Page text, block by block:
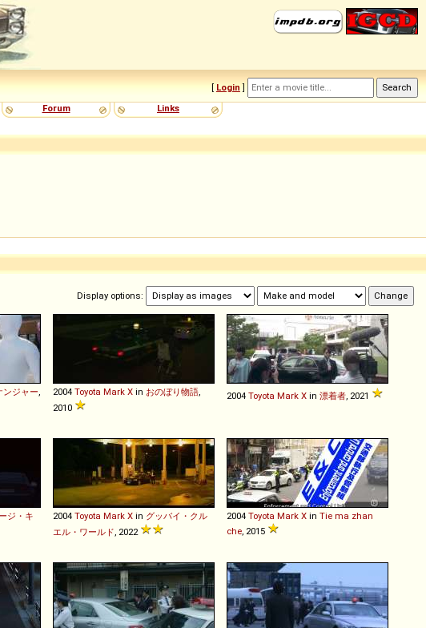
[ Login ]
Forum Links
Display options:
ンジャー 2004 Toyota Mark X in おのぼり物語
2010
2004 Toyota Mark X in 漂着者 , 2021
ジ・キ
2004 Toyota Mark X in グッバイ・クル
エル・ワールド , 2022
2004 Toyota Mark X in Tie ma zhan
che , 2015